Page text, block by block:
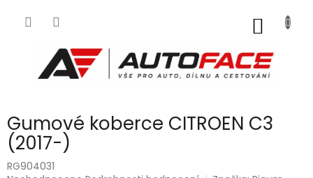
Gumové koberce CITROEN C3
(2017-)
RG904031